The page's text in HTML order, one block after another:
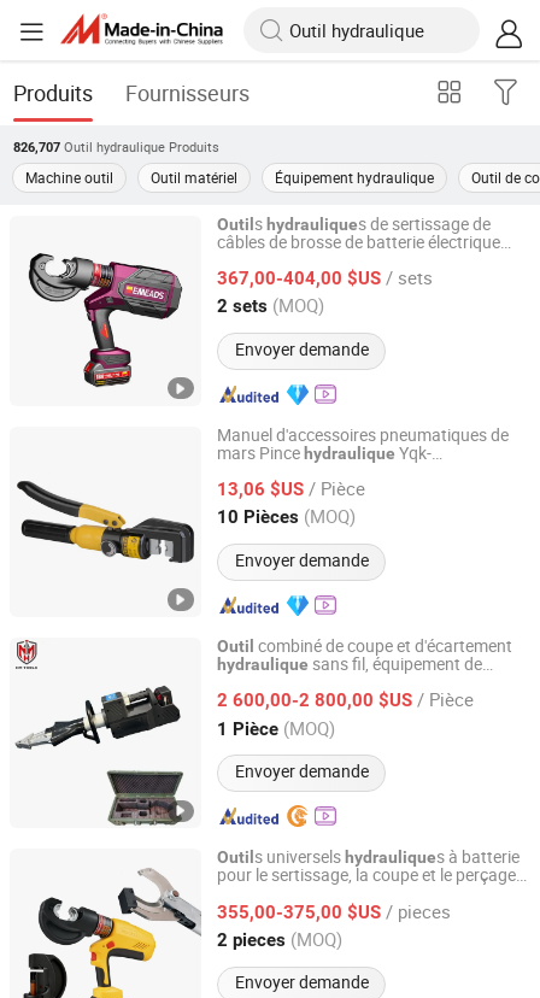
Produits Fournisseurs
826,707 Outil hydraulique Produits
Machine outil Outil matériel Équipement hydraulique Outil de
Outil s hydrauliques de sertissage de
câbles de brosse de batterie électrique
367,00-404,00 $US / sets
2 sets (MOQ)
Envoyer demande
Zhejiang Emeads Tools Co., Ltd.
Zhejiang, China Depuis 2025
Manuel d'accessoires pneumatiques de
mars Pince hydraulique Yqk-
aluminium
13,06 $US / Pièce
10 Pièces (MOQ)
Envoyer demande
Nanjing Xiangkerui International Trade Co., Ltd.
Jiangsu, China Depuis 2026
Outil combiné de coupe et d'écartement
hydraulique sans fil, équipement de
2 600,00-2 800,00 $US / Pièce
1 Pièce (MOQ)
Envoyer demande
Changsha Hongmai International Trade Co., Ltd.
Hunan, China Depuis 2026
Outil s universels hydrauliques à batterie
pour le sertissage, la coupe et le perçage
355,00-375,00 $US / pieces
2 pieces (MOQ)
Envoyer demande
Zhejiang Emeads Tools Co., Ltd.
Zhejiang, China Depuis 2025